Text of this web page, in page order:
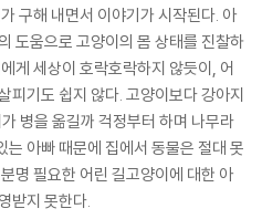
구해 내면서 이야기가 시작된다. 아
도움으로 고양이의 몸 상태를 진찰하
게 세상이 호락호락하지 않듯이, 어
피기도 쉽지 않다. 고양이보다 강아지
병을 옮길까 걱정부터 하며 나무라
아빠 때문에 집에서 동물은 절대 못
명 필요한 어린 길고양이에 대한 아
받지 못한다.